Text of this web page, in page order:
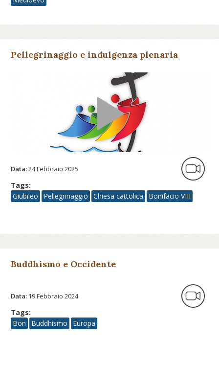
Pellegrinaggio e indulgenza plenaria
Data:24 Febbraio 2025
Tags:
Giubileo
Pellegrinaggio Chiesa cattolica Bonifacio VIII
Buddhismo e Occidente
Data: 19 Febbraio 2024
Tags:
Bon
Buddhismo Europa